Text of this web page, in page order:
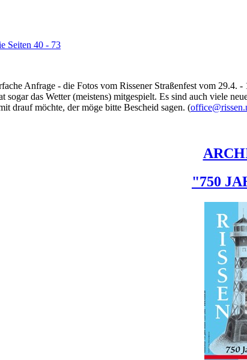
Seiten 40 - 73
Anfrage - die Fotos vom Rissener Straßenfest vom 29.4. -
sogar das Wetter (meistens) mitgespielt. Es sind auch viele
drauf möchte, der möge bitte Bescheid sagen. (
"750